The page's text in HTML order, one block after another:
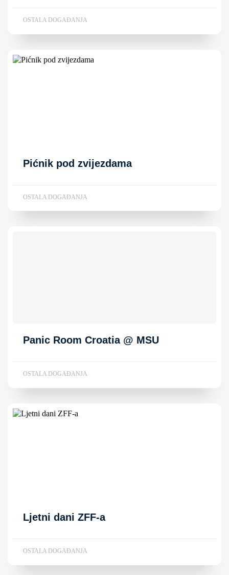
OSTALA DOGAĐANJA
Pićnik pod zvijezdama
OSTALA DOGAĐANJA
Panic Room Croatia @ MSU
OSTALA DOGAĐANJA
Ljetni dani ZFF-a
OSTALA DOGAĐANJA